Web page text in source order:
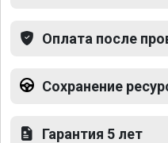
Оплата после
Сохранение
Гарантия 5 лет